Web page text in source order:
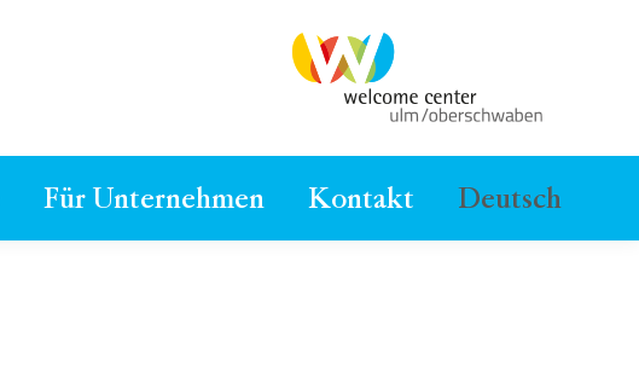
Für Unternehmen Kontakt Deutsch